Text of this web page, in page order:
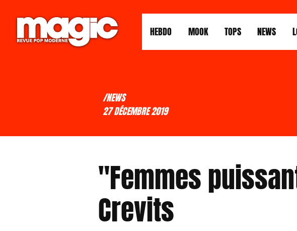
HEBDO MOOK TOPS NEWS
/NEWS
27 DÉCEMBRE 2019
"Femmes
Crevits